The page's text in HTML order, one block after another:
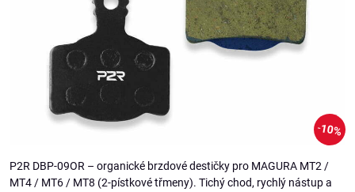
10%
P2R DBP-09OR – organické brzdové destičky pro MAGURA MT2 /
MT4 / MT6 / MT8 (2-pístkové třmeny). Tichý chod, rychlý nástup a